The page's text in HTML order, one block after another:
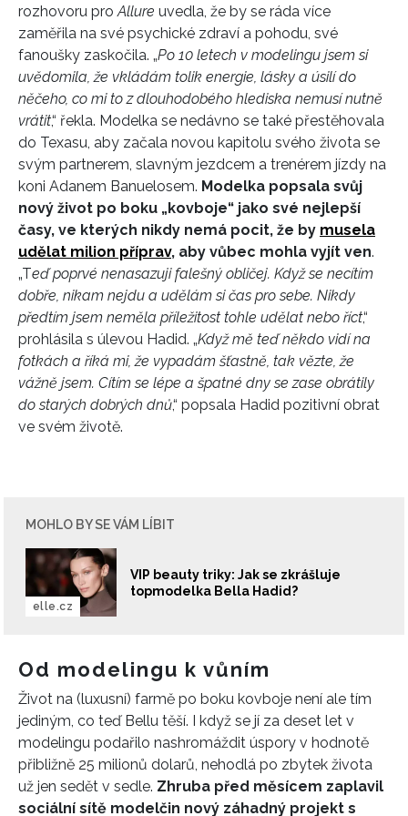
rozhovoru proAllure uvedla, že by se ráda více
zaměřila na své psychické zdraví a pohodu, své
fanoušky zaskočila. „Po 10 letech v modelingu jsem si
uvědomila, že vkládám tolik energie, lásky a úsilí do
něčeho, co mi to z dlouhodobého hlediska nemusí nutně
vrátit,“ řekla. Modelka se nedávno se také přestěhovala
do Texasu, aby začala novou kapitolu svého života se
svým partnerem, slavným jezdcem a trenérem jízdy na
koni Adanem Banuelosem. Modelka popsala svůj
nový život po boku „kovboje“ jako své nejlepší
časy, ve kterých nikdy nemá pocit, že by musela
udělat milion příprav, aby vůbec mohla vyjít ven.
„Teď poprvé nenasazuji falešný obličej. Když se necítím
dobře, nikam nejdu a udělám si čas pro sebe. Nikdy
předtím jsem neměla příležitost tohle udělat nebo říct,“
prohlásila s úlevou Hadid. „Když mě teď někdo vidí na
fotkách a říká mi, že vypadám šťastně, tak vězte, že
vážně jsem. Cítím se lépe a špatné dny se zase obrátily
do starých dobrých dnů,“ popsala Hadid pozitivní obrat
ve svém životě.
MOHLO BY SE VÁM LÍBIT
VIP beauty triky: Jak se zkrášluje
topmodelka Bella Hadid?
elle.cz
Od modelingu k vůním
Život na (luxusní) farmě po boku kovboje není ale tím
jediným, co teď Bellu těší. I když se jí za deset let v
modelingu podařilo nashromáždit úspory v hodnotě
přibližně 25 milionů dolarů, nehodlá po zbytek života
už jen sedět v sedle. Zhruba před měsícem zaplavil
sociální sítě modelčin nový záhadný projekt s